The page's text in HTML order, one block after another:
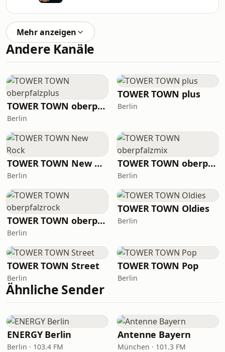
Mehr anzeigen
Andere Kanäle
TOWER TOWN oberpfalzplus
Berlin
TOWER TOWN plus
Berlin
TOWER TOWN New Rock
Berlin
TOWER TOWN oberpfalzmix
Berlin
TOWER TOWN oberpfalzrock
Berlin
TOWER TOWN Oldies
Berlin
TOWER TOWN Street
Berlin
TOWER TOWN Pop
Berlin
Ähnliche Sender
ENERGY Berlin
Berlin · 103.4 FM
Antenne Bayern
München · 101.3 FM